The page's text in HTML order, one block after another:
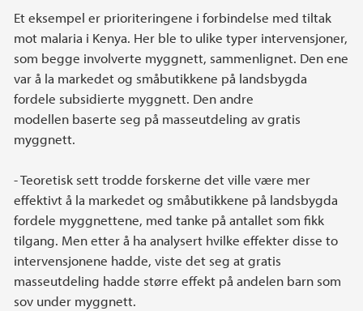
Et eksempel er prioriteringene i forbindelse med tiltak
mot malaria i Kenya. Her ble to ulike typer intervensjoner,
som begge involverte myggnett, sammenlignet. Den ene
var å la markedet og småbutikkene på landsbygda
fordele subsidierte myggnett. Den andre
modellen baserte seg på masseutdeling av gratis
myggnett.
- Teoretisk sett trodde forskerne det ville være mer
effektivt å la markedet og småbutikkene på landsbygda
fordele myggnettene, med tanke på antallet som fikk
tilgang. Men etter å ha analysert hvilke effekter disse to
intervensjonene hadde, viste det seg at gratis
masseutdeling hadde større effekt på andelen barn som
sov under myggnett.